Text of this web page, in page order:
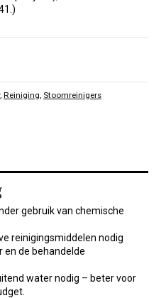
, Reiniging, Stoomreinigers
gebruik van chemische
reinigingsmiddelen nodig
en de behandelde
water nodig – beter voor